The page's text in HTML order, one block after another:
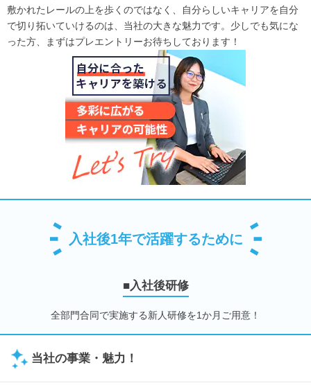
敷かれたレールの上を歩くのではなく、自分らしいキャリアを自分
で切り拓いていけるのは、当社の大きな魅力です。少しでも気にな
った方、まずはプレエントリーお待ちしております！
入社後1年で活躍するために
■入社後研修
全部門合同で実施する新人研修を1か月ご用意！
当社の事業・魅力！